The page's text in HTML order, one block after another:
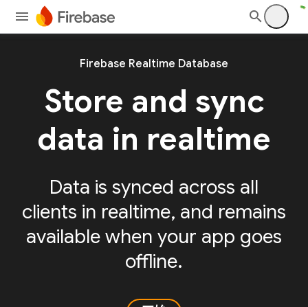
Firebase Realtime Database
Store and sync
data in realtime
Data is synced across all
clients in realtime, and remains
available when your app goes
offline.